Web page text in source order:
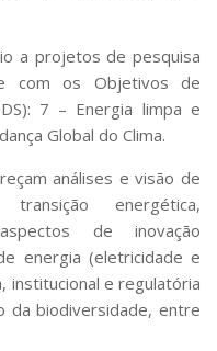
a projetos de pesquisa
com os Objetivos de
7 – Energia limpa e
Global do Clima.
análises e visão de
energética,
de inovação
energia (eletricidade e
institucional e regulatória
da biodiversidade, entre